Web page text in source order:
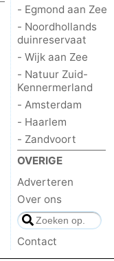
- Egmond aan Zee
- Noordhollands
duinreservaat
- Wijk aan Zee
- Natuur Zuid-
Kennermerland
- Amsterdam
- Haarlem
- Zandvoort
OVERIGE
Adverteren
Over ons
Contact